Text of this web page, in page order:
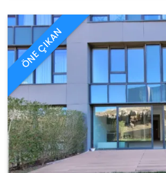
ÖNE ÇIKAN